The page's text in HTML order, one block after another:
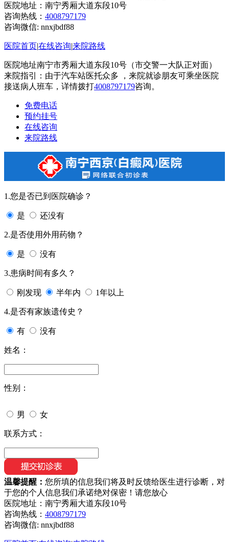
医院地址：南宁秀厢大道东段10号
咨询热线： 4008797179
咨询微信: nnxjbdf88
医院首页|在线咨询|来院路线
医院地址南宁市秀厢大道东段10号（市交警一大队正对面）
来院指引：由于汽车站医托众多 ，来院就诊朋友可乘坐医院
接送病人班车，详情拨打4008797179咨询。
免费电话
预约挂号
在线咨询
来院路线
1.您是否已到医院确诊？
是 还没有
2.是否使用外用药物？
是 没有
3.患病时间有多久？
刚发现 半年内 1年以上
4.是否有家族遗传史？
有 没有
姓名：
性别：
男 女
联系方式：
温馨提醒： 您所填的信息我们将及时反馈给医生进行诊断，对
于您的个人信息我们承诺绝对保密！请您放心
医院地址：南宁秀厢大道东段10号
咨询热线： 4008797179
咨询微信: nnxjbdf88